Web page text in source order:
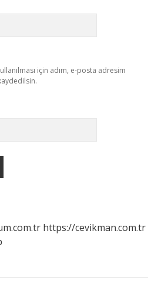
için adım, e-posta adresim
https://cevikman.com.tr